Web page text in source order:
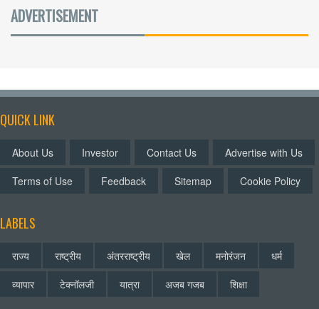
ADVERTISEMENT
QUICK LINK
About Us Investor Contact Us
Advertise with Us
Terms of Use
Feedback Sitemap Cookie Policy
LABELS
राज्य राष्ट्रीय अंतरराष्ट्रीय खेल मनोरंजन
धर्म
व्यापार
टेक्नॉलजी यात्रा अजब गजब शिक्षा